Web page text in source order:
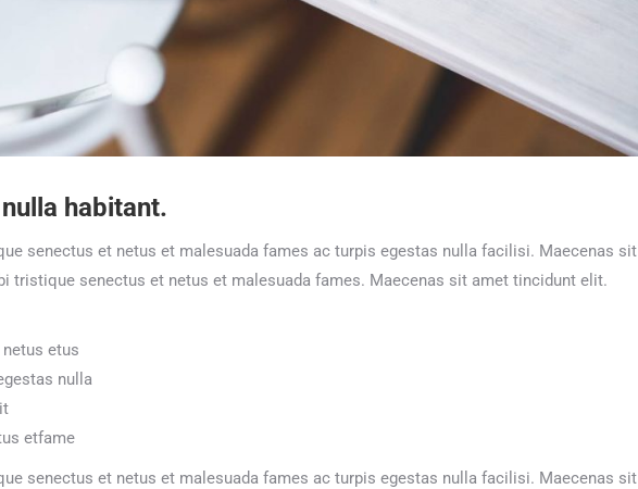
habitant.
senectus et netus et malesuada fames ac turpis egestas nulla facilisi. Maecenas sit
tristique senectus et netus et malesuada fames. Maecenas sit amet tincidunt elit.
etus
nulla
etfame
senectus et netus et malesuada fames ac turpis egestas nulla facilisi. Maecenas sit